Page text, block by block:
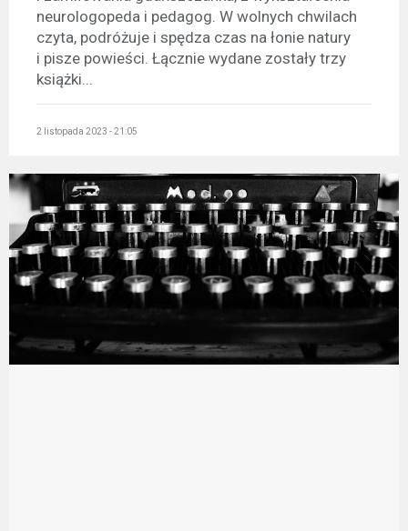
neurologopeda i pedagog. W wolnych chwilach
czyta, podróżuje i spędza czas na łonie natury
i pisze powieści. Łącznie wydane zostały trzy
książki...
2 listopada 2023 - 21:05